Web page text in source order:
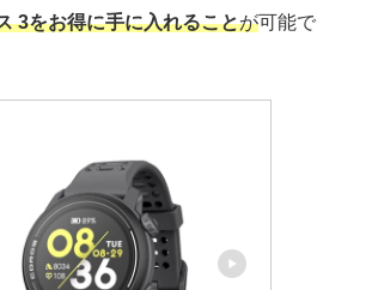
3をお得に手に入れることが可能で